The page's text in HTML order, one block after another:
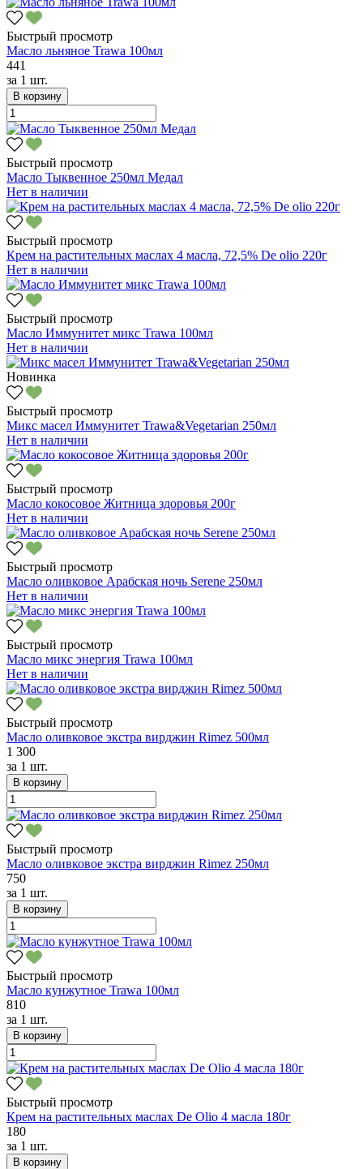
Быстрый просмотр
Масло льняное Trawa 100мл
441
за 1 шт.
В корзину
Быстрый просмотр
Масло Тыквенное 250мл Медал
Нет в наличии
Быстрый просмотр
Крем на растительных маслах 4 масла, 72,5% De olio 220г
Нет в наличии
Быстрый просмотр
Масло Иммунитет микс Trawa 100мл
Нет в наличии
Новинка
Быстрый просмотр
Микс масел Иммунитет Trawa&Vegetarian 250мл
Нет в наличии
Быстрый просмотр
Масло кокосовое Житница здоровья 200г
Нет в наличии
Быстрый просмотр
Масло оливковое Арабская ночь Serene 250мл
Нет в наличии
Быстрый просмотр
Масло микс энергия Trawa 100мл
Нет в наличии
Быстрый просмотр
Масло оливковое экстра вирджин Rimez 500мл
1 300
за 1 шт.
В корзину
Быстрый просмотр
Масло оливковое экстра вирджин Rimez 250мл
750
за 1 шт.
В корзину
Быстрый просмотр
Масло кунжутное Trawa 100мл
810
за 1 шт.
В корзину
Быстрый просмотр
Крем на растительных маслах De Оlio 4 масла 180г
180
за 1 шт.
В корзину